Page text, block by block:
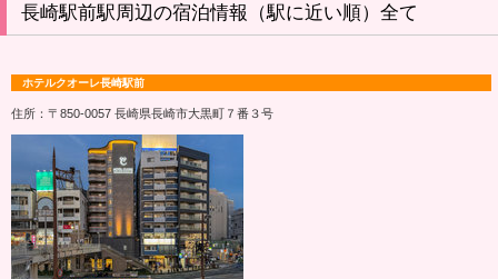
長崎駅前駅周辺の宿泊情報（駅に近い順）全て
ホテルクオーレ長崎駅前
住所：〒850-0057 長崎県長崎市大黒町７番３号